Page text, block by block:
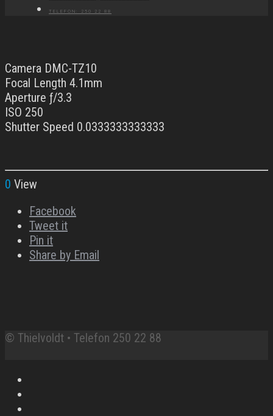
TELEFON: 250 22 88
Camera DMC-TZ10
Focal Length 4.1mm
Aperture ƒ/3.3
ISO 250
Shutter Speed 0.0333333333333
0 View
Facebook
Tweet it
Pin it
Share by Email
© Thielvoldt • Telefon 250 22 88